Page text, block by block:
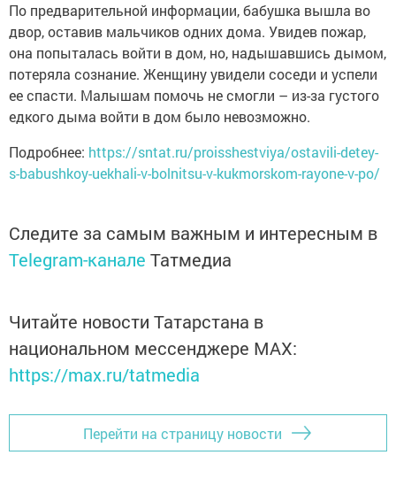
По предварительной информации, бабушка вышла во
двор, оставив мальчиков одних дома. Увидев пожар,
она попыталась войти в дом, но, надышавшись дымом,
потеряла сознание. Женщину увидели соседи и успели
ее спасти. Малышам помочь не смогли – из-за густого
едкого дыма войти в дом было невозможно.
Подробнее: https://sntat.ru/proisshestviya/ostavili-detey-
s-babushkoy-uekhali-v-bolnitsu-v-kukmorskom-rayone-v-po/
Следите за самым важным и интересным в
Telegram-канале Татмедиа
Читайте новости Татарстана в
национальном мессенджере MАХ:
https://max.ru/tatmedia
Перейти на страницу новости